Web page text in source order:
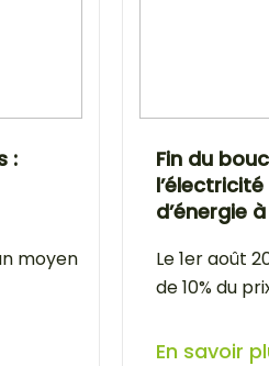
:
moyen
Fin du
d’énergie
Le 1er août
de 10% du
En savoir